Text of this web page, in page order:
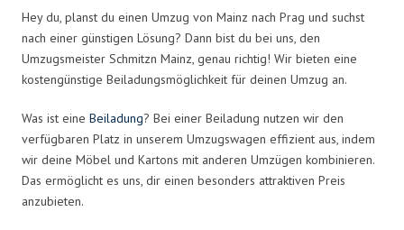
Hey du, planst du einen Umzug von Mainz nach Prag und suchst
nach einer günstigen Lösung? Dann bist du bei uns, den
Umzugsmeister Schmitzn Mainz, genau richtig! Wir bieten eine
kostengünstige Beiladungsmöglichkeit für deinen Umzug an.
Was ist eine Beiladung? Bei einer Beiladung nutzen wir den
verfügbaren Platz in unserem Umzugswagen effizient aus, indem
wir deine Möbel und Kartons mit anderen Umzügen kombinieren.
Das ermöglicht es uns, dir einen besonders attraktiven Preis
anzubieten.